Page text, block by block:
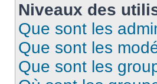
Niveaux des
Que sont les
Que sont les
Que sont les